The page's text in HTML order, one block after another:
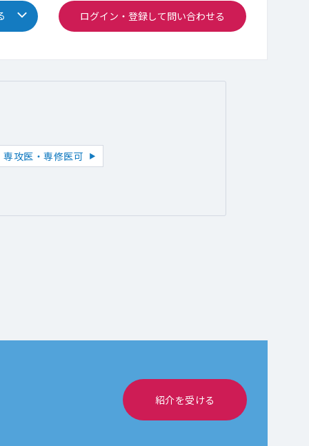
ログイン・登録して問い合わせる
専攻医・専修医可
紹介を受ける